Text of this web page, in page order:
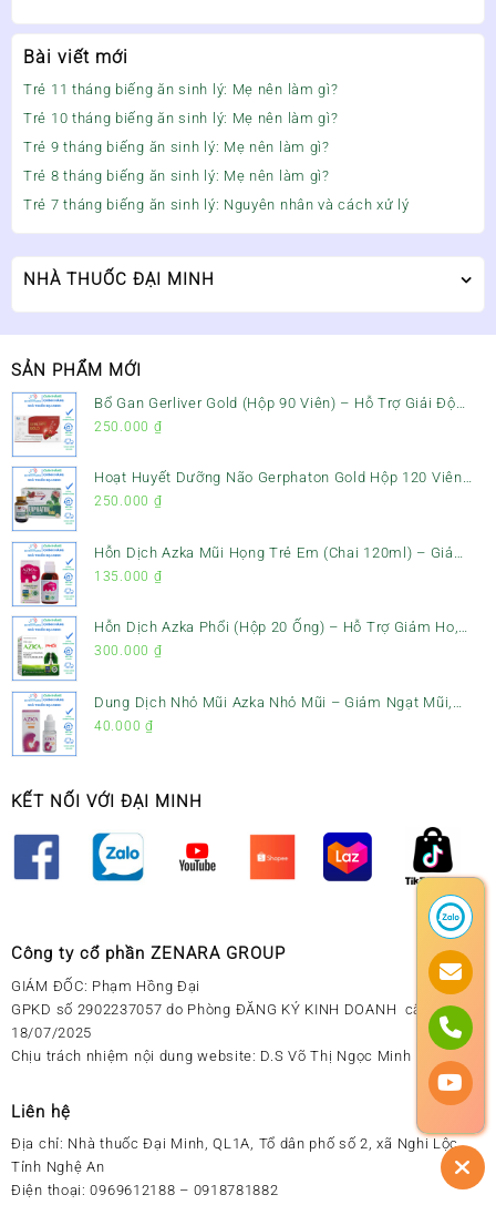
Bài viết mới
Trẻ 11 tháng biếng ăn sinh lý: Mẹ nên làm gì?
Trẻ 10 tháng biếng ăn sinh lý: Mẹ nên làm gì?
Trẻ 9 tháng biếng ăn sinh lý: Mẹ nên làm gì?
Trẻ 8 tháng biếng ăn sinh lý: Mẹ nên làm gì?
Trẻ 7 tháng biếng ăn sinh lý: Nguyên nhân và cách xử lý
NHÀ THUỐC ĐẠI MINH
SẢN PHẨM MỚI
Bổ Gan Gerliver Gold (Hộp 90 Viên) – Hỗ Trợ Giải Độc
Gan, Mát Gan & Bảo Vệ Gan
250.000 ₫
Hoạt Huyết Dưỡng Não Gerphaton Gold Hộp 120 Viên
– Giảm Đau Đầu, Hoa Mắt, Chóng Mặt & Rối Loạn Tiền
250.000 ₫
Hỗn Dịch Azka Mũi Họng Trẻ Em (Chai 120ml) – Giảm
Ho, Tiêu Đờm & Đau Rát Họng
135.000 ₫
Hỗn Dịch Azka Phổi (Hộp 20 Ống) – Hỗ Trợ Giảm Ho,
Tiêu Đờm & Bổ Phổi
300.000 ₫
Dung Dịch Nhỏ Mũi Azka Nhỏ Mũi – Giảm Ngạt Mũi,
Sổ Mũi Cho Trẻ Sơ Sinh
40.000 ₫
KẾT NỐI VỚI ĐẠI MINH
Công ty cổ phần ZENARA GROUP
GIÁM ĐỐC: Phạm Hồng Đại
GPKD số 2902237057 do Phòng ĐĂNG KÝ KINH DOANH cấp ngày
18/07/2025
Chịu trách nhiệm nội dung website: D.S Võ Thị Ngọc Minh
Liên hệ
Địa chỉ: Nhà thuốc Đại Minh, QL1A, Tổ dân phố số 2, xã Nghi Lộc,
Tỉnh Nghệ An
Điện thoại: 0969612188 – 0918781882